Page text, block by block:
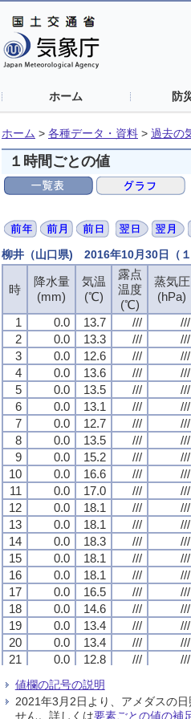
ホーム 防
ホーム > 各種データ・資料 > 過去の
１時間ごとの値
柳井（山口県) 2016年10月30日（１
時
降水量
(mm)
気温
(℃)
露点
温度
(℃)
蒸気圧
(hPa)
1
0.0 13.7 /// ///
2
0.0 13.3 /// ///
3
0.0 12.6 /// ///
4
0.0 13.6 /// ///
5
0.0 13.5 /// ///
6
0.0 13.1 /// ///
7
0.0 12.7 /// ///
8
0.0 13.5 /// ///
9
0.0 15.2 /// ///
10
0.0 16.6 /// ///
11
0.0 17.0 /// ///
12
0.0 18.1 /// ///
13
0.0 18.1 /// ///
14
0.0 18.3 /// ///
15
0.0 18.1 /// ///
16
0.0 18.1 /// ///
17
0.0 16.5 /// ///
18
0.0 14.6 /// ///
19
0.0 13.4 /// ///
20
0.0 13.4 /// ///
21
0.0 12.8 /// ///
12.6
23
0.0 12.4
24
0.0 12.4 /// ///
時
降水量
(mm)
気温
(℃)
露点
温度
(℃)
蒸気圧
(hPa)
1
0.0 13.7 /// ///
2
0.0 13.3 /// ///
3
0.0 12.6 /// ///
4
0.0 13.6 /// ///
5
0.0 13.5 /// ///
6
0.0 13.1 /// ///
7
0.0 12.7 /// ///
8
0.0 13.5 /// ///
9
0.0 15.2 /// ///
10
0.0 16.6 /// ///
11
0.0 17.0 /// ///
12
0.0 18.1 /// ///
13
0.0 18.1 /// ///
14
0.0 18.3 /// ///
15
0.0 18.1 /// ///
16
0.0 18.1 /// ///
17
0.0 16.5 /// ///
18
0.0 14.6 /// ///
19
0.0 13.4 /// ///
20
0.0 13.4 /// ///
21
0.0 12.8 /// ///
12.6
23
0.0 12.4
24
0.0 12.4 /// ///
時
降水量
(mm)
気温
(℃)
露点
温度
(℃)
蒸気圧
(hPa)
1
0.0 13.7 /// ///
2
0.0 13.3 /// ///
3
0.0 12.6 /// ///
4
0.0 13.6 /// ///
5
0.0 13.5 /// ///
6
0.0 13.1 /// ///
7
0.0 12.7 /// ///
8
0.0 13.5 /// ///
9
0.0 15.2 /// ///
10
0.0 16.6 /// ///
11
0.0 17.0 /// ///
12
0.0 18.1 /// ///
13
0.0 18.1 /// ///
14
0.0 18.3 /// ///
15
0.0 18.1 /// ///
16
0.0 18.1 /// ///
17
0.0 16.5 /// ///
18
0.0 14.6 /// ///
19
0.0 13.4 /// ///
20
0.0 13.4 /// ///
21
0.0 12.8 /// ///
12.6
23
0.0 12.4
24
0.0 12.4 /// ///
時
降水量
(mm)
気温
(℃)
露点
温度
(℃)
蒸気圧
(hPa)
1
0.0 13.7 /// ///
2
0.0 13.3 /// ///
3
0.0 12.6 /// ///
4
0.0 13.6 /// ///
5
0.0 13.5 /// ///
6
0.0 13.1 /// ///
7
0.0 12.7 /// ///
8
0.0 13.5 /// ///
9
0.0 15.2 /// ///
10
0.0 16.6 /// ///
11
0.0 17.0 /// ///
12
0.0 18.1 /// ///
13
0.0 18.1 /// ///
14
0.0 18.3 /// ///
15
0.0 18.1 /// ///
16
0.0 18.1 /// ///
17
0.0 16.5 /// ///
18
0.0 14.6 /// ///
19
0.0 13.4 /// ///
20
0.0 13.4 /// ///
21
0.0 12.8 /// ///
12.6
23
0.0 12.4
24
0.0 12.4 /// ///
値欄の記号の説明
2021年3月2日より、アメダスの
せん。詳しくは要素ごとの値の補